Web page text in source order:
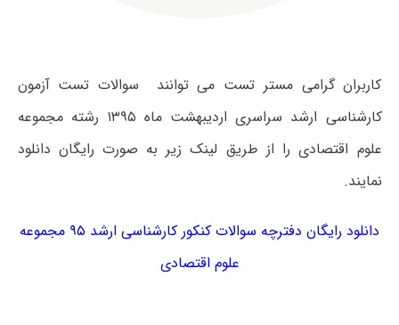
کاربران گرامی مستر تست می توانند سوالات تست آزمون
کارشناسی ارشد سراسری اردیبهشت ماه ۱۳۹۵ رشته مجموعه
علوم اقتصادی را از طریق لینک زیر به صورت رایگان دانلود
نمایند.
دانلود رایگان دفترچه سوالات کنکور کارشناسی ارشد ۹۵ مجموعه
علوم اقتصادی